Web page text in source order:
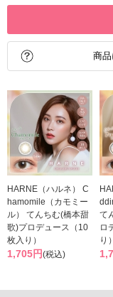
商
HARNE（ハルネ） C
hamomile（カモミー
ル） てんちむ(橋本甜
歌)プロデュース（10
枚入り）
1,705円(税込)
て
ロ
り）